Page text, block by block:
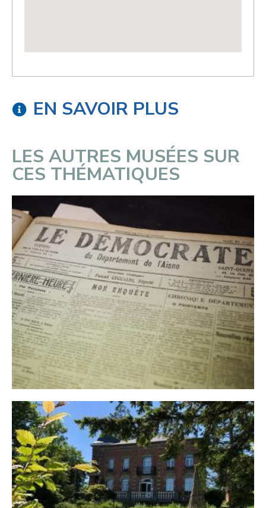
EN SAVOIR PLUS
LES AUTRES MUSÉES SUR
CES THÉMATIQUES